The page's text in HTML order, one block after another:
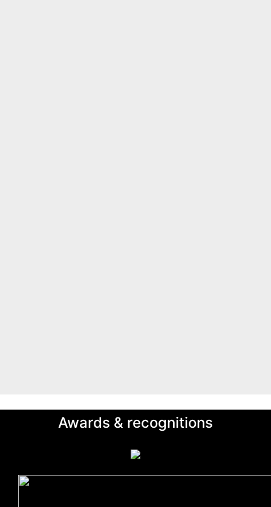
Awards & recognitions